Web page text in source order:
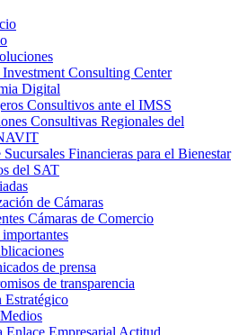
Consulting Center
Digital
Consultivos ante el IMSS
Consultivas Regionales del
Sucursales Financieras para el Bienestar
del SAT
de Cámaras
Cámaras de Comercio
de prensa
de transparencia
Estratégico
Enlace Empresarial Actitud